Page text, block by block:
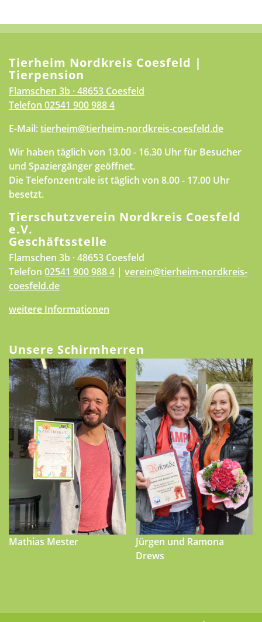
Tierheim Nordkreis Coesfeld |
Tierpension
Flamschen 3b · 48653 Coesfeld
Telefon 02541 900 988 4
E-Mail:tierheim@tierheim-nordkreis-coesfeld.de
Wir haben täglich von 13.00 - 16.30 Uhr für Besucher
und Spaziergänger geöffnet.
Die Telefonzentrale ist täglich von 8.00 - 17.00 Uhr
besetzt.
Tierschutzverein Nordkreis Coesfeld
e.V.
Geschäftsstelle
Flamschen 3b · 48653 Coesfeld
Telefon 02541 900 988 4 | verein@tierheim-nordkreis-
coesfeld.de
weitere Informationen
Unsere Schirmherren
Mathias Mester
Jürgen und Ramona
Drews